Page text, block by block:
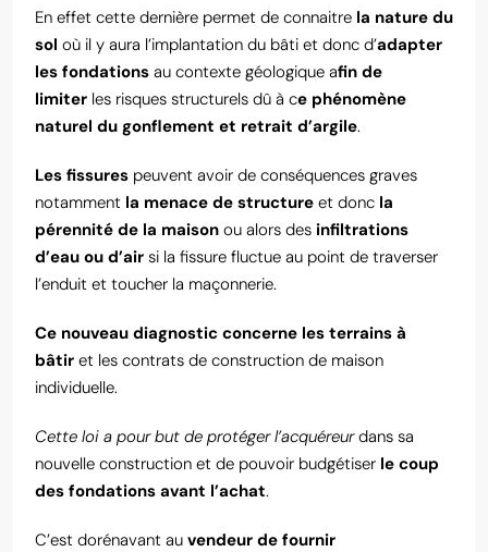
En effet cette dernière permet de connaitre la nature du
sol où il y aura l’implantation du bâti et donc d’adapter
les fondations au contexte géologique afin de
limiter les risques structurels dû à ce phénomène
naturel du gonflement et retrait d’argile.
Les fissures peuvent avoir de conséquences graves
notamment la menace de structure et donc la
pérennité de la maison ou alors des infiltrations
d’eau ou d’air si la fissure fluctue au point de traverser
l’enduit et toucher la maçonnerie.
Ce nouveau diagnostic concerne les terrains à
bâtir et les contrats de construction de maison
individuelle.
Cette loi a pour but de protéger l’acquéreurdans sa
nouvelle construction et de pouvoir budgétiser le coup
des fondations avant l’achat.
C’est dorénavant au vendeur de fournir